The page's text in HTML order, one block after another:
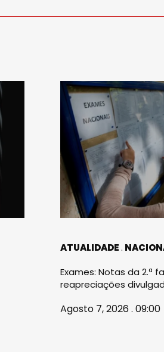
ATUALIDADE
Exames: Notas da 2.ª
reapreciações
Agosto 7, 2026 . 09:00